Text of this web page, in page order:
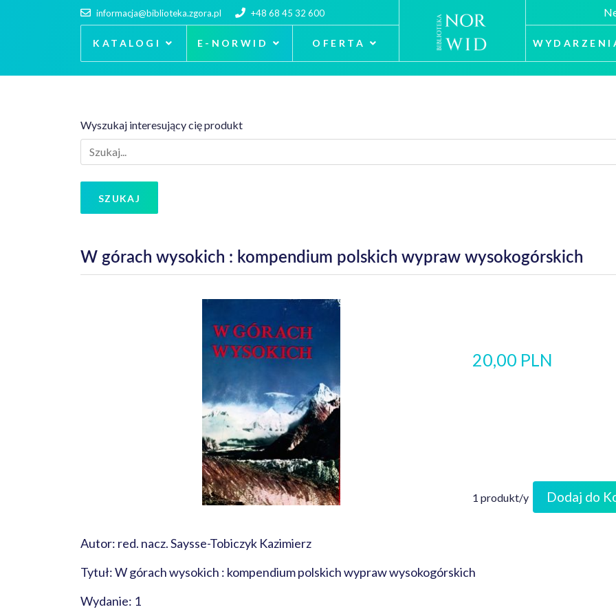
informacja@biblioteka.zgora.pl +48 68 45 32 600
KATALOGI E-NORWID OFERTA
Wyszukaj interesujący cię produkt
SZUKAJ
W górach wysokich : kompendium polskich wypraw wysokogórskich
20,00 PLN
1 produkt/y Dodaj do
Autor: red. nacz. Saysse-Tobiczyk Kazimierz
Tytuł: W górach wysokich : kompendium polskich wypraw wysokogórskich
Wydanie: 1